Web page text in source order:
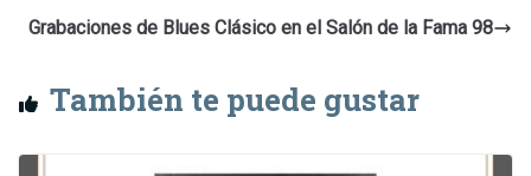
Grabaciones de Blues Clásico en el Salón de la Fama 98
También te puede gustar